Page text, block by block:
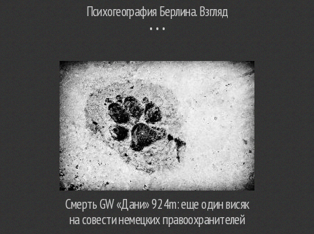
Психогеография Берлина. Взгляд
Смерть GW «Дани» 924m: еще один висяк
на совести немецких правоохранителей